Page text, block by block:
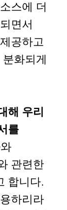
스에 더
면서
공하고
화되게
해 우리
를
관련한
합니다.
하리라